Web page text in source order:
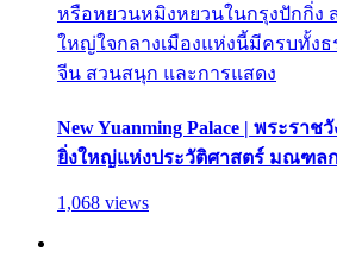
หรือหยวนหมิงหยวนในกรุงปักกิ่ง
ใหญ่ใจกลางเมืองแห่งนี้มีครบทั้ง
จีน สวนสนุก และการแสดง
New Yuanming Palace | พระรา
ยิ่งใหญ่แห่งประวัติศาสตร์ มณฑลก
1,068 views